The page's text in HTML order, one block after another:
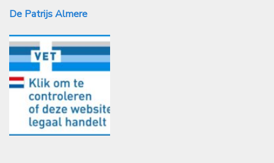
De Patrijs Almere